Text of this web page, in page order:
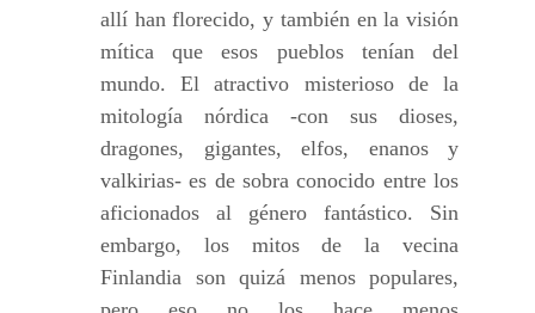
allí han florecido, y también en la visión
mítica que esos pueblos tenían del
mundo. El atractivo misterioso de la
mitología nórdica -con sus dioses,
dragones, gigantes, elfos, enanos y
valkirias- es de sobra conocido entre los
aficionados al género fantástico. Sin
embargo, los mitos de la vecina
Finlandia son quizá menos populares,